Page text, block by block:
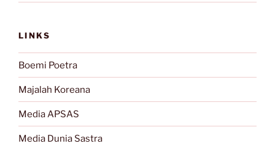
LINKS
Boemi Poetra
Majalah Koreana
Media APSAS
Media Dunia Sastra